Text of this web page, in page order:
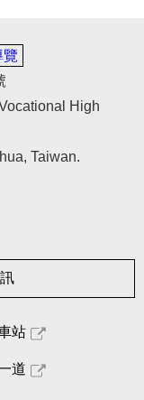
覽
High
Taiwan.
站
道